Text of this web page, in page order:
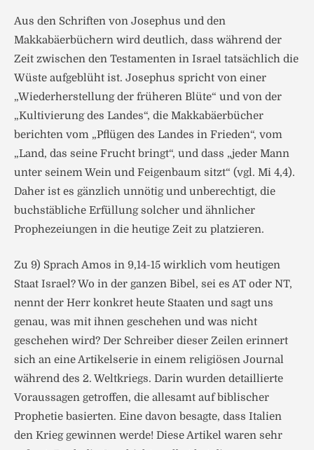
Aus den Schriften von Josephus und den
Makkabäerbüchern wird deutlich, dass während der
Zeit zwischen den Testamenten in Israel tatsächlich die
Wüste aufgeblüht ist. Josephus spricht von einer
„Wiederherstellung der früheren Blüte“ und von der
„Kultivierung des Landes“, die Makkabäerbücher
berichten vom „Pflügen des Landes in Frieden“, vom
„Land, das seine Frucht bringt“, und dass „jeder Mann
unter seinem Wein und Feigenbaum sitzt“ (vgl. Mi 4,4).
Daher ist es gänzlich unnötig und unberechtigt, die
buchstäbliche Erfüllung solcher und ähnlicher
Prophezeiungen in die heutige Zeit zu platzieren.
Zu 9) Sprach Amos in 9,14-15 wirklich vom heutigen
Staat Israel? Wo in der ganzen Bibel, sei es AT oder NT,
nennt der Herr konkret heute Staaten und sagt uns
genau, was mit ihnen geschehen und was nicht
geschehen wird? Der Schreiber dieser Zeilen erinnert
sich an eine Artikelserie in einem religiösen Journal
während des 2. Weltkriegs. Darin wurden detaillierte
Voraussagen getroffen, die allesamt auf biblischer
Prophetie basierten. Eine davon besagte, dass Italien
den Krieg gewinnen werde! Diese Artikel waren sehr